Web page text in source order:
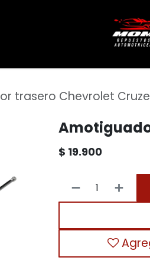
trasero Chevrolet Cruze
$ 19.900